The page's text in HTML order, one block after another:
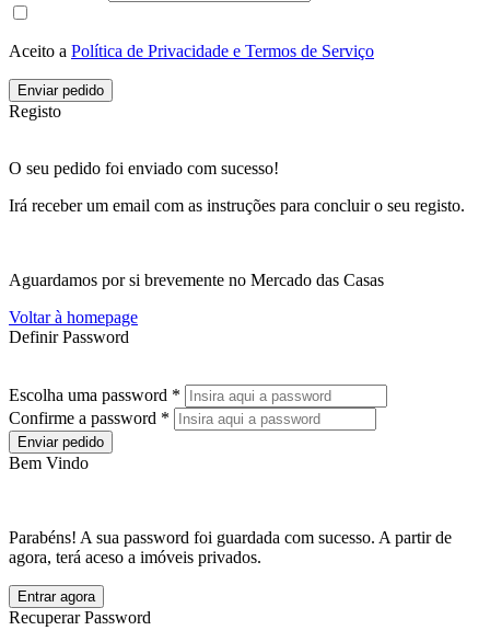
Aceito a Política de Privacidade e Termos de Serviço
Enviar pedido
Registo
O seu pedido foi enviado com sucesso!
Irá receber um email com as instruções para concluir o seu registo.
Aguardamos por si brevemente no Mercado das Casas
Voltar à homepage
Definir Password
Escolha uma password *
Confirme a password *
Enviar pedido
Bem Vindo
Parabéns! A sua password foi guardada com sucesso. A partir de
agora, terá aceso a imóveis privados.
Entrar agora
Recuperar Password